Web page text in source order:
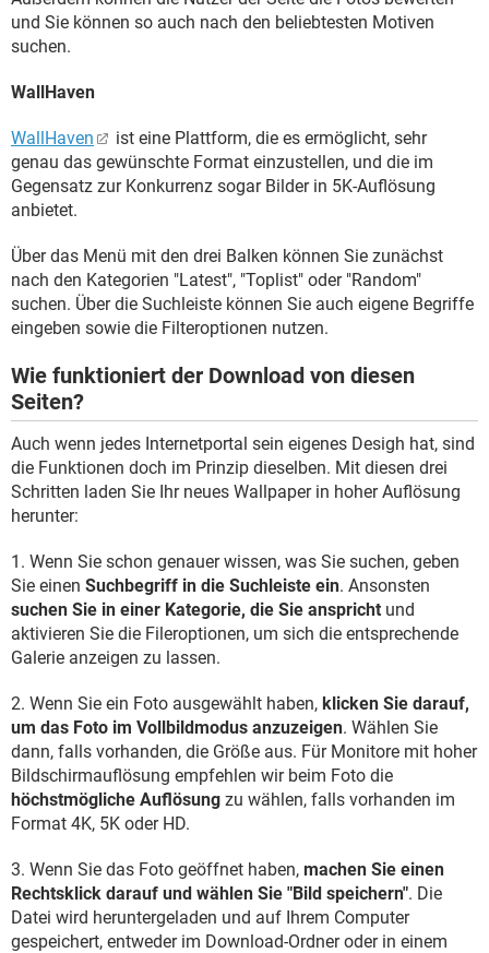
und Sie können so auch nach den beliebtesten Motiven
suchen.
WallHaven
WallHaven
ist eine Plattform, die es ermöglicht, sehr
genau das gewünschte Format einzustellen, und die im
Gegensatz zur Konkurrenz sogar Bilder in 5K-Auflösung
anbietet.
Über das Menü mit den drei Balken können Sie zunächst
nach den Kategorien "Latest", "Toplist" oder "Random"
suchen. Über die Suchleiste können Sie auch eigene Begriffe
eingeben sowie die Filteroptionen nutzen.
Wie funktioniert der Download von diesen
Seiten?
Auch wenn jedes Internetportal sein eigenes Desigh hat, sind
die Funktionen doch im Prinzip dieselben. Mit diesen drei
Schritten laden Sie Ihr neues Wallpaper in hoher Auflösung
herunter:
1. Wenn Sie schon genauer wissen, was Sie suchen, geben
Sie einen Suchbegriff in die Suchleiste ein. Ansonsten
suchen Sie in einer Kategorie, die Sie anspricht und
aktivieren Sie die Fileroptionen, um sich die entsprechende
Galerie anzeigen zu lassen.
2. Wenn Sie ein Foto ausgewählt haben, klicken Sie darauf,
um das Foto im Vollbildmodus anzuzeigen. Wählen Sie
dann, falls vorhanden, die Größe aus. Für Monitore mit hoher
Bildschirmauflösung empfehlen wir beim Foto die
höchstmögliche Auflösung zu wählen, falls vorhanden im
Format 4K, 5K oder HD.
3. Wenn Sie das Foto geöffnet haben, machen Sie einen
Rechtsklick darauf und wählen Sie "Bild speichern". Die
Datei wird heruntergeladen und auf Ihrem Computer
gespeichert, entweder im Download-Ordner oder in einem